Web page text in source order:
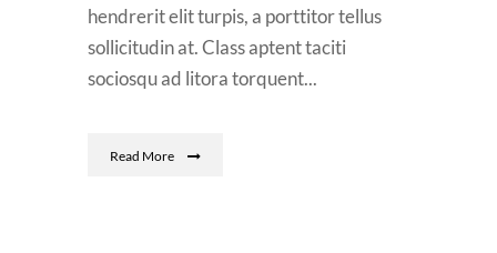
hendrerit elit turpis, a porttitor tellus
sollicitudin at. Class aptent taciti
sociosqu ad litora torquent...
Read More